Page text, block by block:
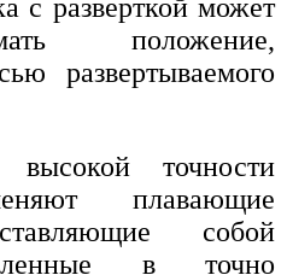
с разверткой может
положение,
развертываемого
точности
плавающие
собой
в точно